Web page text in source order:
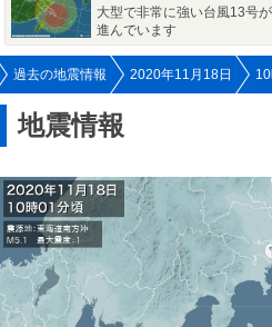
大型で非常に強い台風13号
進んでいます
過去の地震情報 2020年11月18日
地震情報